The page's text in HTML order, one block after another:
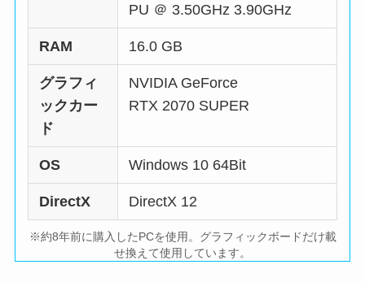
PU ＠ 3.50GHz 3.90GHz
RAM 16.0 GB
グラフィ
ックカー
ド
NVIDIA GeForce
RTX 2070 SUPER
OS Windows 10 64Bit
DirectX DirectX 12
※約8年前に購入したPCを使用。グラフィックボードだけ載
せ換えて使用しています。